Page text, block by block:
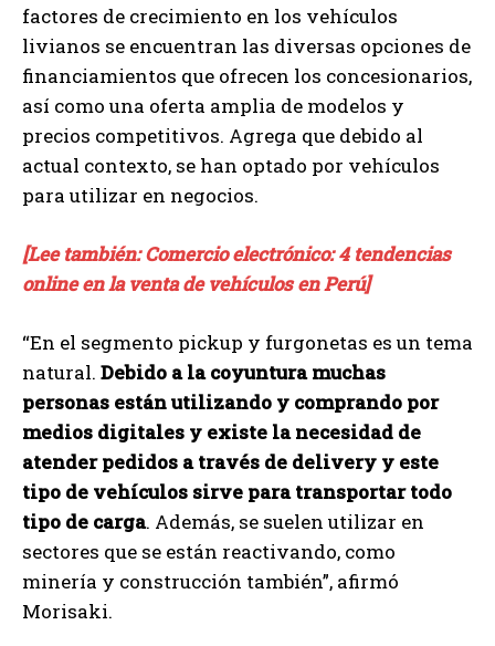
factores de crecimiento en los vehículos
livianos se encuentran las diversas opciones de
financiamientos que ofrecen los concesionarios,
así como una oferta amplia de modelos y
precios competitivos. Agrega que debido al
actual contexto, se han optado por vehículos
para utilizar en negocios.
[Lee también: Comercio electrónico: 4 tendencias
online en la venta de vehículos en Perú]
“En el segmento pickup y furgonetas es un tema
natural. Debido a la coyuntura muchas
personas están utilizando y comprando por
medios digitales y existe la necesidad de
atender pedidos a través de delivery y este
tipo de vehículos sirve para transportar todo
tipo de carga. Además, se suelen utilizar en
sectores que se están reactivando, como
minería y construcción también”, afirmó
Morisaki.